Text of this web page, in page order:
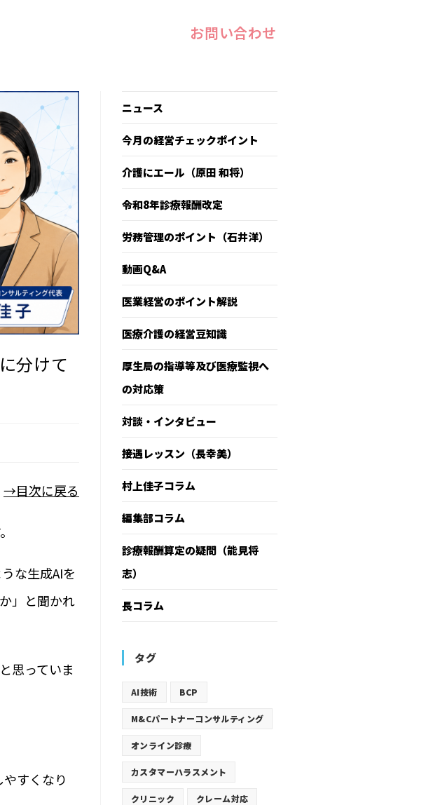
お問い合わせ
分けて
→目次に戻る
な生成AIを
」と聞かれ
思っていま
すくなり
ニュース
今月の経営チェックポイント
介護にエール（原田 和将）
令和8年診療報酬改定
労務管理のポイント（石井洋）
動画Q&A
医業経営のポイント解説
医療介護の経営豆知識
厚生局の指導等及び医療監視へ
の対応策
対談・インタビュー
接遇レッスン（長幸美）
村上佳子コラム
編集部コラム
診療報酬算定の疑問（能見将
志）
長コラム
タグ
AI技術 BCP
M&Cパートナーコンサルティング
オンライン診療
カスタマーハラスメント
クリニック クレーム対応